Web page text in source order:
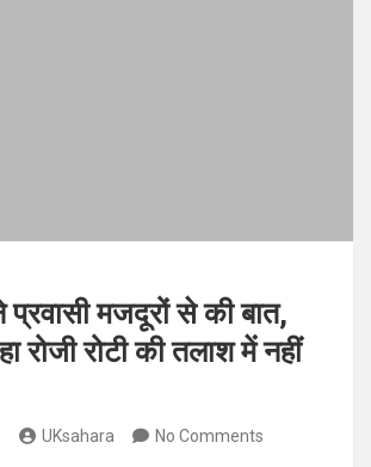
प्रवासी मजदूरों से की बात,
रोजी रोटी की तलाश में नहीं
UKsahara No Comments